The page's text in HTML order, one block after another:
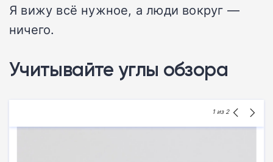
Я вижу всё нужное, а люди вокруг —
ничего.
Учитывайте углы обзора
1 из 2